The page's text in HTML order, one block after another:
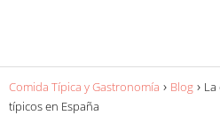
Comida Típica y Gastronomía Blog
típicos en España